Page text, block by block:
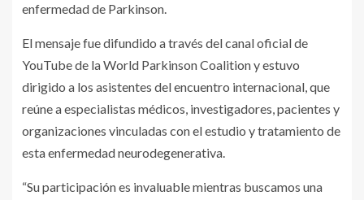
enfermedad de Parkinson.
El mensaje fue difundido a través del canal oficial de
YouTube de la World Parkinson Coalition y estuvo
dirigido a los asistentes del encuentro internacional, que
reúne a especialistas médicos, investigadores, pacientes y
organizaciones vinculadas con el estudio y tratamiento de
esta enfermedad neurodegenerativa.
“Su participación es invaluable mientras buscamos una